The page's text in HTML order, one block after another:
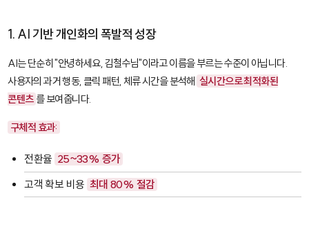
1. AI 기반 개인화의 폭발적 성장
AI는 단순히 "안녕하세요, 김철수님"이라고 이름을 부르는 수준이 아닙니다.
사용자의 과거 행동, 클릭 패턴, 체류 시간을 분석해 실시간으로 최적화된
콘텐츠 를 보여줍니다.
구체적 효과:
전환율 25~33% 증가
고객 확보 비용 최대 80% 절감